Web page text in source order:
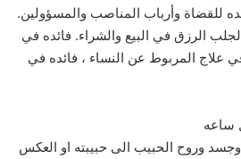
للقضاة وأرباب المناصب والمسؤولين.
الرزق في البيع والشراء. فائده في
علاج المربوط عن النساء ، فائده في
ساعه
وروح الحبيب الى حبيبته او العكس